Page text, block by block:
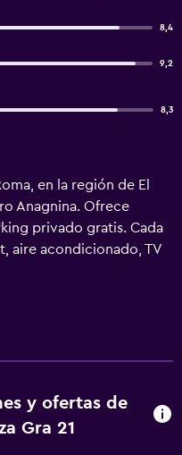
8,4
9,2
8,3
en la región de El
Anagnina. Ofrece
privado gratis. Cada
aire acondicionado, TV
de Roma Tor
y Estación de metro
y ofertas de
Gra 21